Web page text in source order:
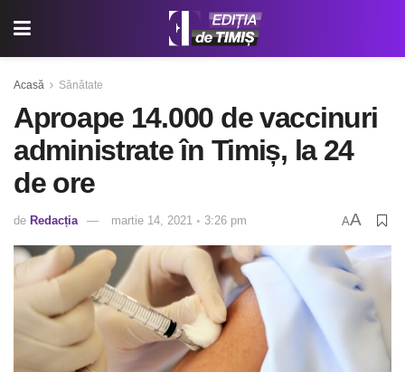
Acasă Sănătate
Aproape 14.000 de vaccinuri
administrate în Timiș, la 24
de ore
de Redacția martie 14, 2021 ◦ 3:26 pm AA